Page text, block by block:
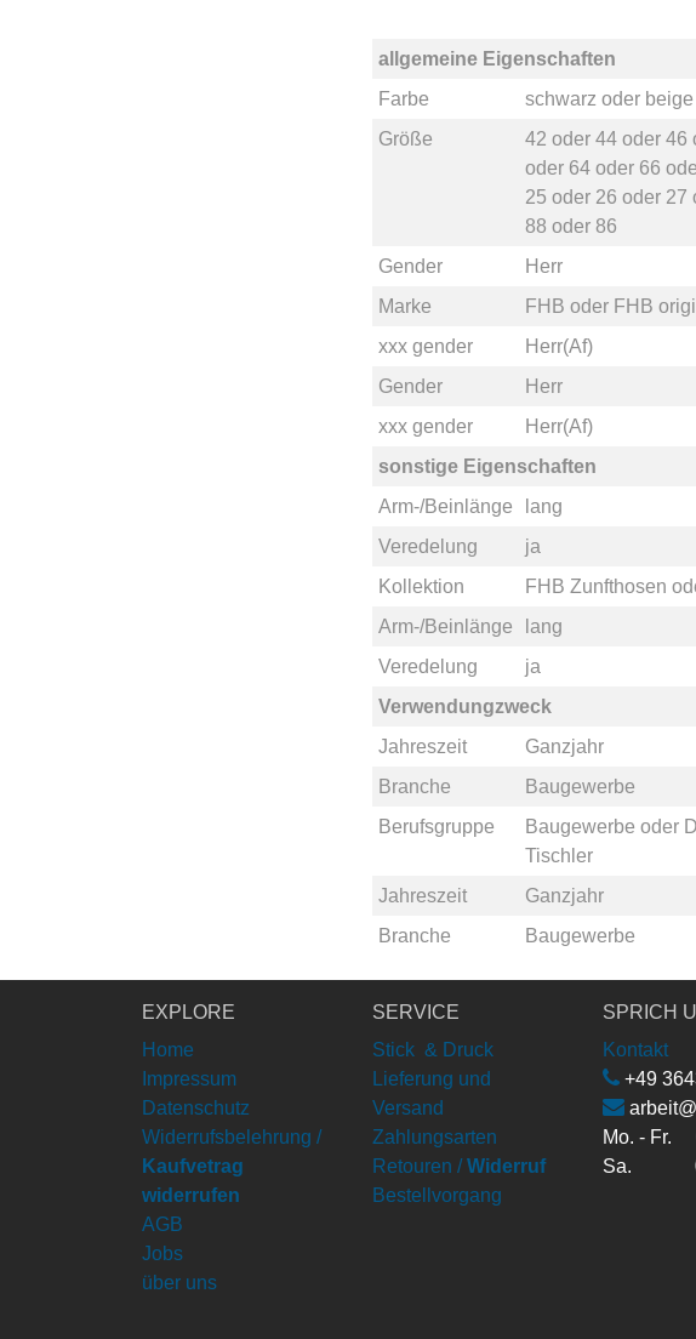
allgemeine Eigenschaften
Farbe
schwarz oder beige
Größe
42 oder 44oder 46
oder 64oder 66
25 oder 26 oder 27
88 oder 86
Gender
Herr
Marke
FHB oder FHB
xxx gender
Herr(Af)
Gender
Herr
xxx gender
Herr(Af)
sonstige Eigenschaften
Arm-/Beinlänge
lang
Veredelung
ja
Kollektion
FHB Zunfthosen
Arm-/Beinlänge
lang
Veredelung
ja
Verwendungzweck
Jahreszeit
Ganzjahr
Branche
Baugewerbe
Berufsgruppe
Baugewerbe oder
Tischler
Jahreszeit
Ganzjahr
Branche
Baugewerbe
EXPLORE
Home
Impressum
Datenschutz
Widerrufsbelehrung /
Kaufvetrag
widerrufen
AGB
Jobs
über uns
SERVICE
Stick & Druck
Lieferung und
Versand
Zahlungsarten
Retouren / Widerruf
Bestellvorgang
SPRICH
Kontakt
+49
Mo. - Fr.
Sa.